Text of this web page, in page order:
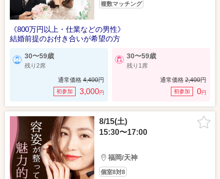
複数マッチング
《800万円以上・仕業などの男性》
結婚前提のお付き合いが希望の方
30〜59歳
残り2席
通常価格 4,400円
初参加 3,000円
30〜59歳
残り1席
通常価格 2,400円
初参加 0円
8/15(土)
15:30〜17:00
福岡/天神
個室8対8